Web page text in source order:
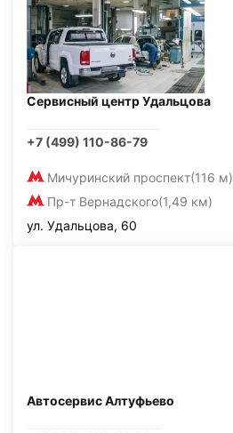
Сервисный центр Удальцова
+7 (499) 110-86-79
Мичуринский проспект(116 м)
Пр-т Вернадского(1,49 км)
ул. Удальцова, 60
Автосервис Алтуфьево